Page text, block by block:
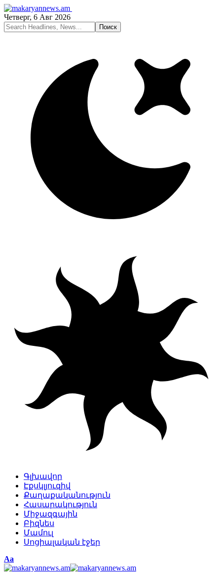
Четверг, 6 Авг 2026
Գլխավոր
Էքսկլյուզիվ
Քաղաքականություն
Հասարակություն
Միջազգային
Բիզնես
Մամուլ
Սոցիալական էջեր
Изменение
размера
Аа